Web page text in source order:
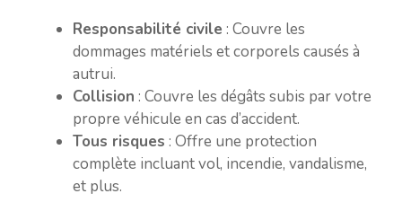
Responsabilité civile : Couvre les
dommages matériels et corporels causés à
autrui.
Collision : Couvre les dégâts subis par votre
propre véhicule en cas d’accident.
Tous risques : Offre une protection
complète incluant vol, incendie, vandalisme,
et plus.